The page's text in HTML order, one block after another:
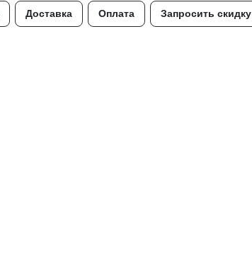
Доставка Оплата Запросить скидку